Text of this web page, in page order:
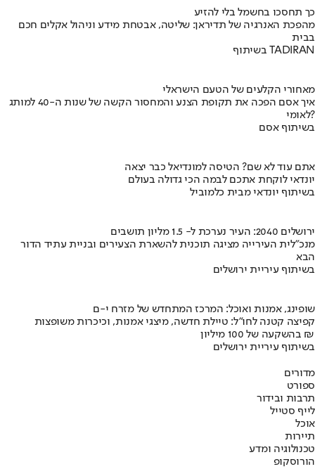
כך תחסכו בחשמל בלי להזיע
מהפכת האנרגיה של תדיראן: שליטה, אבטחת מידע וניהול אקלים חכם
בבית
בשיתוף TADIRAN
מאחורי הקלעים של הטעם הישראלי
איך אסם הפכה את תקופת הצנע והמחסור הקשה של שנות ה-40 למותג
לאומי?
בשיתוף אסם
אתם עוד לא שם? הטיסה למונדיאל כבר יצאה
יונדאי לוקחת אתכם לבמה הכי גדולה בעולם
בשיתוף יונדאי מבית כלמוביל
ירושלים 2040: העיר נערכת ל- 1.5 מליון תושבים
מנכ"לית העירייה מציגה תוכנית להשארת הצעירים ובניית עתיד הדור
הבא
בשיתוף עיריית ירושלים
שופינג, אמנות ואוכל: המרכז המתחדש של מזרח י-ם
קפיצה קטנה לחו"ל: טיילת חדשה, מיצגי אמנות, וכיכרות משופצות
בהשקעה של 100 מיליון ₪
בשיתוף עיריית ירושלים
מדורים
ספורט
תרבות ובידור
לייף סטייל
אוכל
תיירות
טכנולוגיה ומדע
הורוסקופ